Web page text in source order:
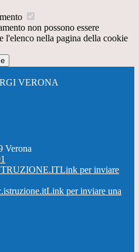
non possono essere
l'elenco nella pagina della cookie
VERONA
Verona
Link per inviare
Link per inviare una